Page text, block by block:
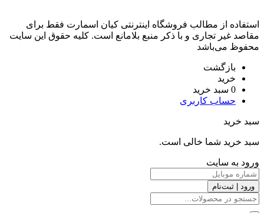
استفاده از مطالب فروشگاه اینترنتی کیان اسمارت فقط برای
مقاصد غیر تجاری و با ذکر منبع بلامانع است. کليه حقوق اين سايت
محفوظ می‌باشد
بازگشت
خرید
0 سبد خرید
حساب کاربری
سبد خرید
سبد خرید شما خالی است.
ورود به سایت
ورود | ثبت‌نام